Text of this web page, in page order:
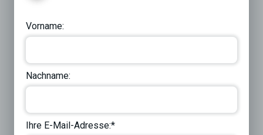
Vorname:
Nachname:
Ihre E-Mail-Adresse:*